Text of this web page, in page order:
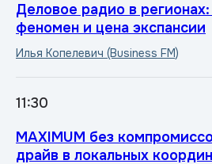
Деловое радио в
феномен и цена экспансии
Илья Копелевич (Business FM)
11:30
MAXIMUM без
драйв в локальных